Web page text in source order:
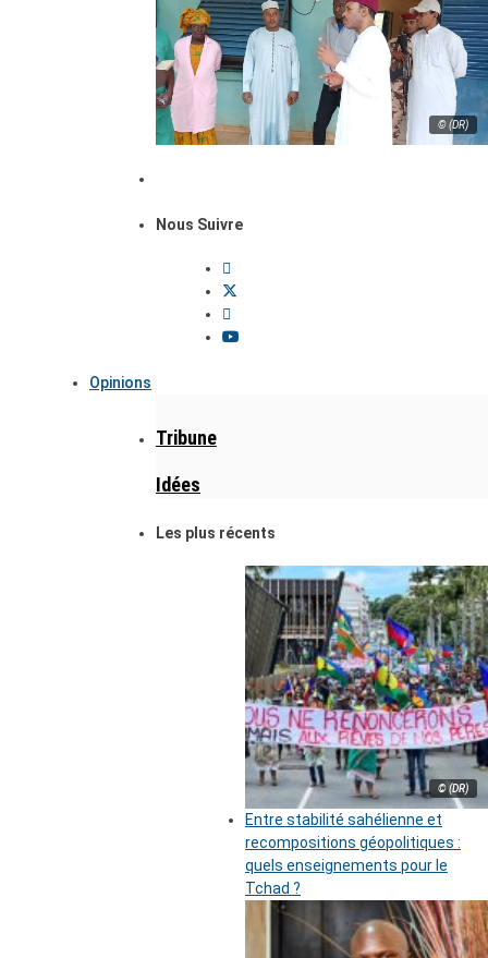
© (DR)
Nous Suivre
Opinions
Tribune
Idées
Les plus récents
© (DR)
Entre stabilité sahélienne et
recompositions géopolitiques :
quels enseignements pour le
Tchad ?